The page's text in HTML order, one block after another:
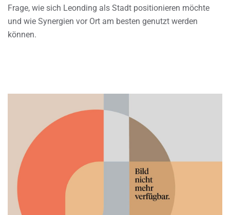
Frage, wie sich Leonding als Stadt positionieren möchte
und wie Synergien vor Ort am besten genutzt werden
können.